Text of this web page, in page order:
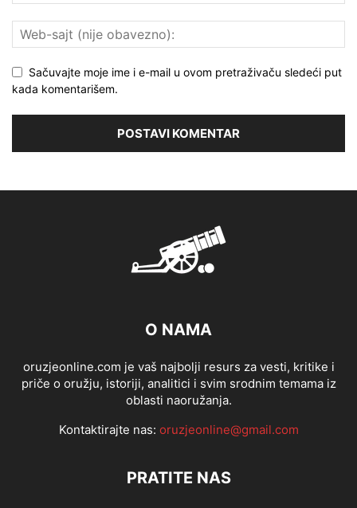
Sačuvajte moje ime i e-mail u ovom pretraživaču sledeći put
kada komentarišem.
O NAMA
oruzjeonline.com je vaš najbolji resurs za vesti, kritike i
priče o oružju, istoriji, analitici i svim srodnim temama iz
oblasti naoružanja.
Kontaktirajte nas: oruzjeonline@gmail.com
PRATITE NAS